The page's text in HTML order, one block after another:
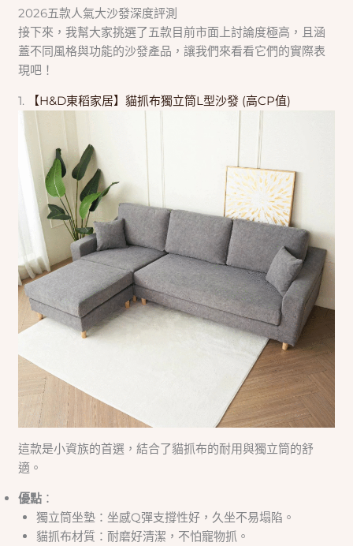
2026五款人氣大沙發深度評測
接下來，我幫大家挑選了五款目前市面上討論度極高，且涵
蓋不同風格與功能的沙發產品，讓我們來看看它們的實際表
現吧！
1. 【H&D東稻家居】貓抓布獨立筒L型沙發 (高CP值)
這款是小資族的首選，結合了貓抓布的耐用與獨立筒的舒
適。
優點 ：
獨立筒坐墊：坐感Q彈支撐性好，久坐不易塌陷。
貓抓布材質：耐磨好清潔，不怕寵物抓。